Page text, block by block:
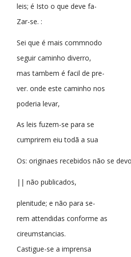
leis; é Isto o que deve fa-
Zar-se. :
Sei que é mais commnodo
seguir caminho diverro,
mas tambem é facil de pre-
ver. onde este caminho nos
poderia levar,
As leis fuzem-se para se
cumprirem eiu todã a sua
Os: originaes recebidos não se
|| não publicados,
plenitude; e não para se-
rem attendidas conforme as
cireumstancias.
Castigue-se a imprensa